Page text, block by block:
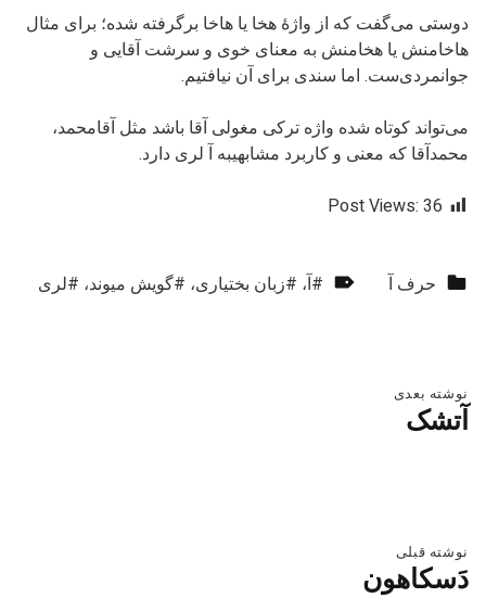
دوستی می‌گفت که از واژۀ هخا یا هاخا برگرفته شده؛ برای مثال
هاخامنش یا هخامنش به معنای خوی و سرشت آقایی و
جوانمردی‌ست. اما سندی برای آن نیافتیم.
می‌تواند کوتاه شده واژه ترکی مغولی آقا باشد مثل آقامحمد،
محمدآقا که معنی و کاربرد مشابهیبه آ لری دارد.
Post Views: 36
حرف آ برچسب‌گذاری‌شده به عنوان:
آ، زبان بختیاری، گویش میوند، لری
راهبری نوشته
نوشته قبلی
دَسکاهون
نوشته بعدی
آتشک